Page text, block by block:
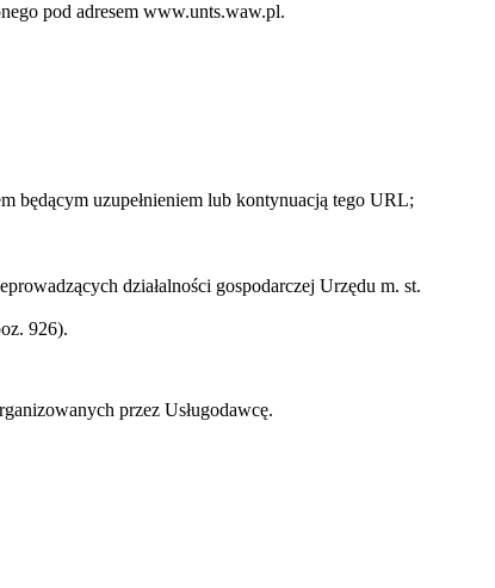
pod adresem www.unts.waw.pl.
będącym uzupełnieniem lub kontynuacją tego URL;
działalności gospodarczej Urzędu m. st.
926).
przez Usługodawcę.